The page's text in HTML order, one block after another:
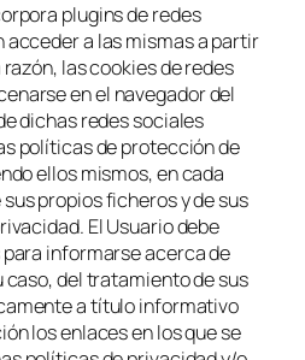
plugins de redes
a las mismas a partir
las cookies de redes
en el navegador del
dichas redes sociales
políticas de protección de
ellos mismos, en cada
propios ficheros y de sus
El Usuario debe
informarse acerca de
caso, del tratamiento de sus
a título informativo
los enlaces en los que se